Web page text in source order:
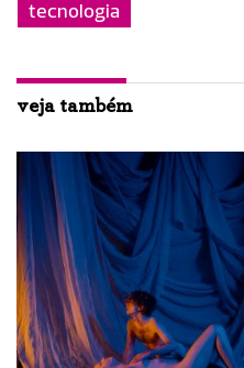
tecnologia
veja também